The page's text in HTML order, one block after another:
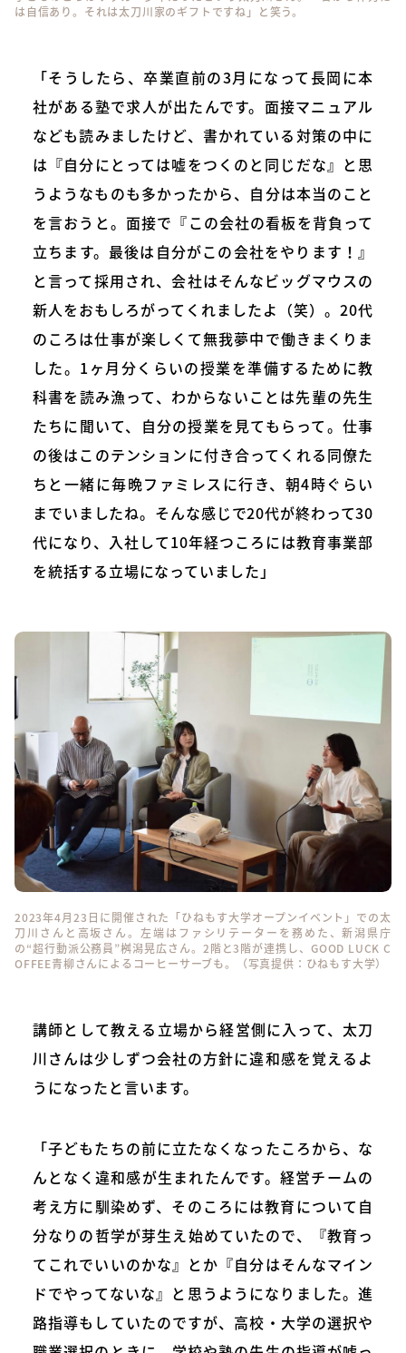
は自信あり。それは太刀川家のギフトですね」と笑う。
「そうしたら、卒業直前の3月になって長岡に本
社がある塾で求人が出たんです。面接マニュアル
なども読みましたけど、書かれている対策の中に
は『自分にとっては嘘をつくのと同じだな』と思
うようなものも多かったから、自分は本当のこと
を言おうと。面接で『この会社の看板を背負って
立ちます。最後は自分がこの会社をやります！』
と言って採用され、会社はそんなビッグマウスの
新人をおもしろがってくれましたよ（笑）。20代
のころは仕事が楽しくて無我夢中で働きまくりま
した。1ヶ月分くらいの授業を準備するために教
科書を読み漁って、わからないことは先輩の先生
たちに聞いて、自分の授業を見てもらって。仕事
の後はこのテンションに付き合ってくれる同僚た
ちと一緒に毎晩ファミレスに行き、朝4時ぐらい
までいましたね。そんな感じで20代が終わって30
代になり、入社して10年経つころには教育事業部
を統括する立場になっていました」
2023年4月23日に開催された「ひねもす大学オープンイベント」での太
刀川さんと高坂さん。左端はファシリテーターを務めた、新潟県庁
の“超行動派公務員”桝潟晃広さん。2階と3階が連携し、GOOD LUCK C
OFFEE青柳さんによるコーヒーサーブも。（写真提供：ひねもす大学）
講師として教える立場から経営側に入って、太刀
川さんは少しずつ会社の方針に違和感を覚えるよ
うになったと言います。
「子どもたちの前に立たなくなったころから、な
んとなく違和感が生まれたんです。経営チームの
考え方に馴染めず、そのころには教育について自
分なりの哲学が芽生え始めていたので、『教育っ
てこれでいいのかな』とか『自分はそんなマイン
ドでやってないな』と思うようになりました。進
路指導もしていたのですが、高校・大学の選択や